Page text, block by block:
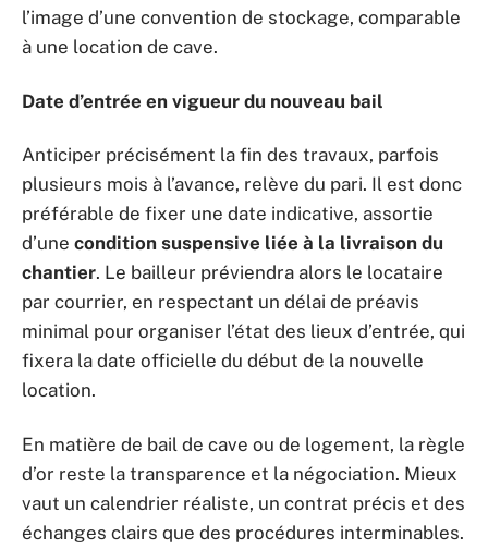
l’image d’une convention de stockage, comparable
à une location de cave.
Date d’entrée en vigueur du nouveau bail
Anticiper précisément la fin des travaux, parfois
plusieurs mois à l’avance, relève du pari. Il est donc
préférable de fixer une date indicative, assortie
d’une condition suspensive liée à la livraison du
chantier. Le bailleur préviendra alors le locataire
par courrier, en respectant un délai de préavis
minimal pour organiser l’état des lieux d’entrée, qui
fixera la date officielle du début de la nouvelle
location.
En matière de bail de cave ou de logement, la règle
d’or reste la transparence et la négociation. Mieux
vaut un calendrier réaliste, un contrat précis et des
échanges clairs que des procédures interminables.